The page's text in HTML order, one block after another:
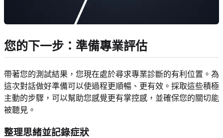
您的下一步：準備專業評估
帶著您的測試結果，您現在處於尋求專業診斷的有利位置。為
這次對話做好準備可以使過程更順暢、更有效。採取這些積極
主動的步驟，可以幫助您感覺更有掌控感，並確保您的關切能
被聽見。
整理思緒並記錄症狀